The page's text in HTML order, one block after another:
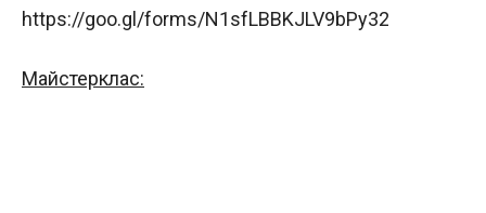
https://goo.gl/forms/N1sfLBBKJLV9bPy32
Майстерклас: